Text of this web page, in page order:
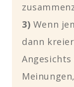
3) Wenn
dann